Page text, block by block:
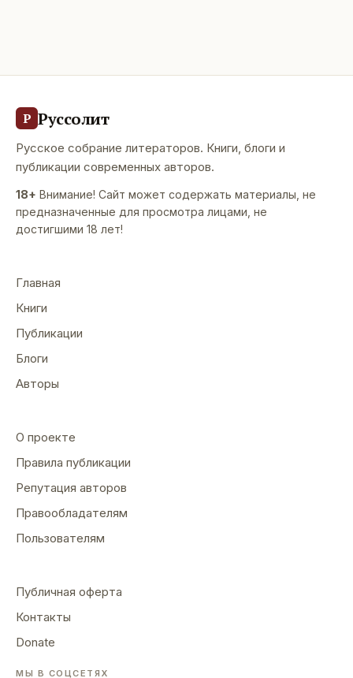
Р Руссолит
Русское собрание литераторов. Книги, блоги и
публикации современных авторов.
18+ Внимание! Сайт может содержать материалы, не
предназначенные для просмотра лицами, не
достигшими 18 лет!
Главная
Книги
Публикации
Блоги
Авторы
О проекте
Правила публикации
Репутация авторов
Правообладателям
Пользователям
Публичная оферта
Контакты
Donate
МЫ В СОЦСЕТЯХ